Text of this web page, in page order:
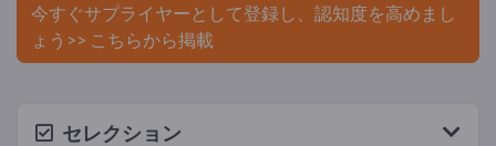
今すぐサプライヤーとして登録し、認知度を高めまし
ょう>> こちらから掲載
セレクション